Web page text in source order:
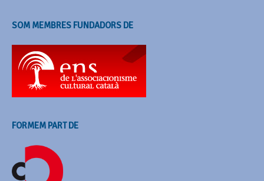
SOM MEMBRES FUNDADORS DE
FORMEM PART DE